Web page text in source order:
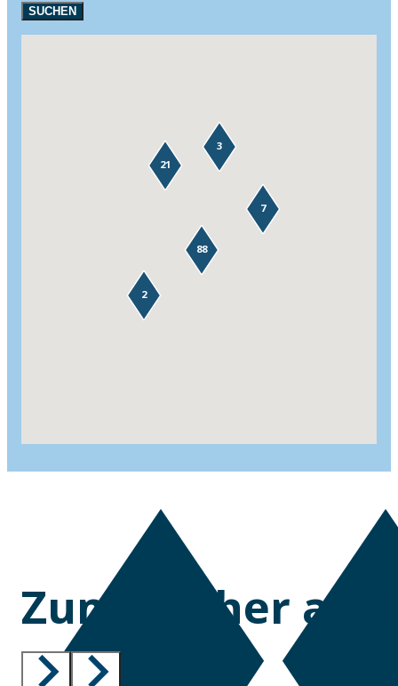
SUCHEN
88
7
21
2
3
Zum Fischer am